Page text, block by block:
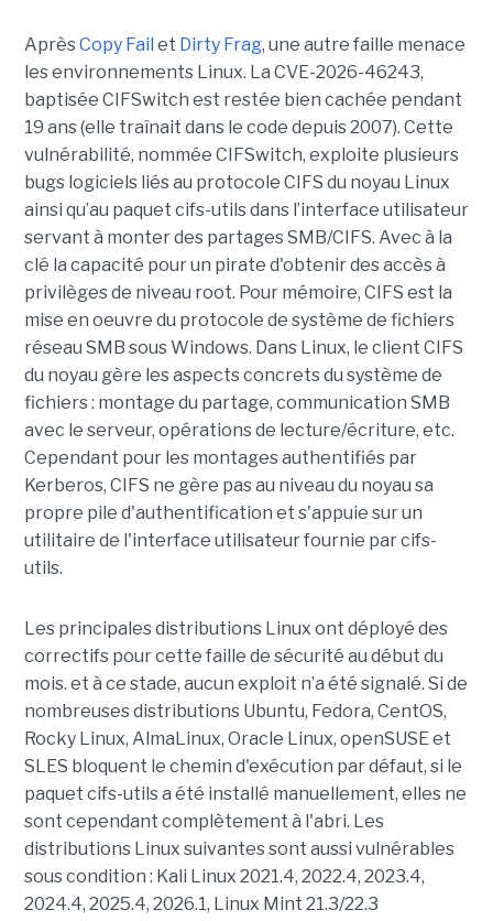
AprèsCopy Fail et Dirty Frag, une autre faille menace
les environnements Linux. La CVE-2026-46243,
baptisée CIFSwitch est restée bien cachée pendant
19 ans (elle traînait dans le code depuis 2007). Cette
vulnérabilité, nommée CIFSwitch, exploite plusieurs
bugs logiciels liés au protocole CIFS du noyau Linux
ainsi qu’au paquet cifs-utils dans l’interface utilisateur
servant à monter des partages SMB/CIFS. Avec à la
clé la capacité pour un pirate d'obtenir des accès à
privilèges de niveau root. Pour mémoire, CIFS est la
mise en oeuvre du protocole de système de fichiers
réseau SMB sous Windows. Dans Linux, le client CIFS
du noyau gère les aspects concrets du système de
fichiers : montage du partage, communication SMB
avec le serveur, opérations de lecture/écriture, etc.
Cependant pour les montages authentifiés par
Kerberos, CIFS ne gère pas au niveau du noyau sa
propre pile d'authentification et s'appuie sur un
utilitaire de l'interface utilisateur fournie par cifs-
utils.
Les principales distributions Linux ont déployé des
correctifs pour cette faille de sécurité au début du
mois. et à ce stade, aucun exploit n’a été signalé. Si de
nombreuses distributions Ubuntu, Fedora, CentOS,
Rocky Linux, AlmaLinux, Oracle Linux, openSUSE et
SLES bloquent le chemin d'exécution par défaut, si le
paquet cifs-utils a été installé manuellement, elles ne
sont cependant complètement à l'abri. Les
distributions Linux suivantes sont aussi vulnérables
sous condition : Kali Linux 2021.4, 2022.4, 2023.4,
2024.4, 2025.4, 2026.1, Linux Mint 21.3/22.3